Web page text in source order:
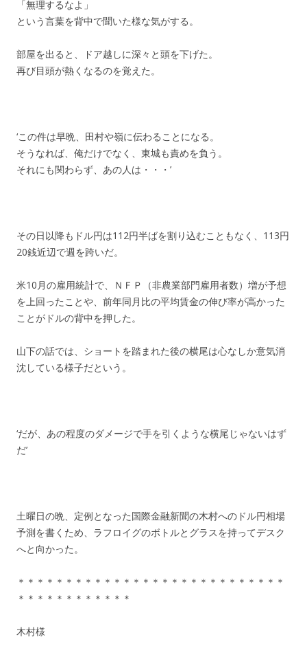
「無理するなよ」
という言葉を背中で聞いた様な気がする。
部屋を出ると、ドア越しに深々と頭を下げた。
再び目頭が熱くなるのを覚えた。
‘この件は早晩、田村や嶺に伝わることになる。
そうなれば、俺だけでなく、東城も責めを負う。
それにも関わらず、あの人は・・・’
その日以降もドル円は112円半ばを割り込むこともなく、113円
20銭近辺で週を跨いだ。
米10月の雇用統計で、ＮＦＰ（非農業部門雇用者数）増が予想
を上回ったことや、前年同月比の平均賃金の伸び率が高かった
ことがドルの背中を押した。
山下の話では、ショートを踏まれた後の横尾は心なしか意気消
沈している様子だという。
‘だが、あの程度のダメージで手を引くような横尾じゃないはず
だ’
土曜日の晩、定例となった国際金融新聞の木村へのドル円相場
予測を書くため、ラフロイグのボトルとグラスを持ってデスク
へと向かった。
＊＊＊＊＊＊＊＊＊＊＊＊＊＊＊＊＊＊＊＊＊＊＊＊＊＊＊＊
＊＊＊＊＊＊＊＊＊＊＊＊
木村様